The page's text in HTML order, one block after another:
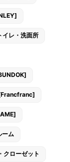
イレ・洗面所
ーム
クローゼット